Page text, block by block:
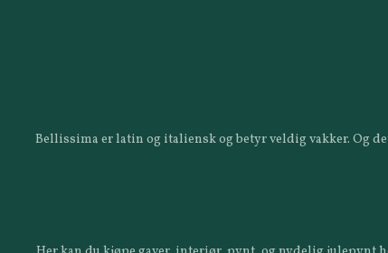
Bellissima er latin og italiensk og betyr veldig vakker. Og